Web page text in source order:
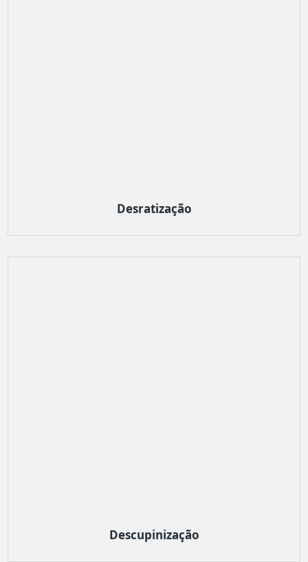
Desratização
Descupinização